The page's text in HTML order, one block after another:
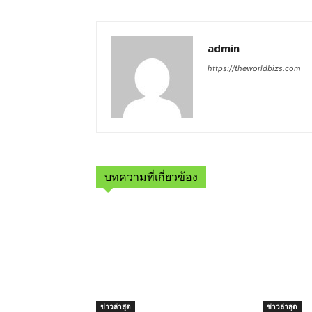
admin
https://theworldbizs.com
บทความที่เกี่ยวข้อง
ข่าวล่าสุด ข่าวล่าสุด